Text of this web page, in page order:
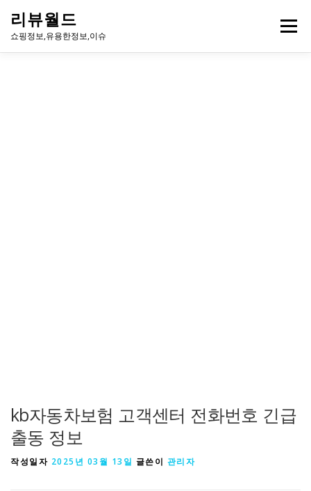
리뷰월드
쇼핑정보,유용한정보,이슈
메뉴
kb자동차보험 고객센터 전화번호 긴급
출동 정보
작성일자 2025년 03월 13일 글쓴이 관리자